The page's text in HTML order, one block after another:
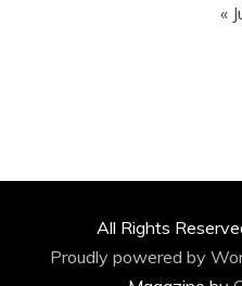
«
All Rights
Proudly powered by